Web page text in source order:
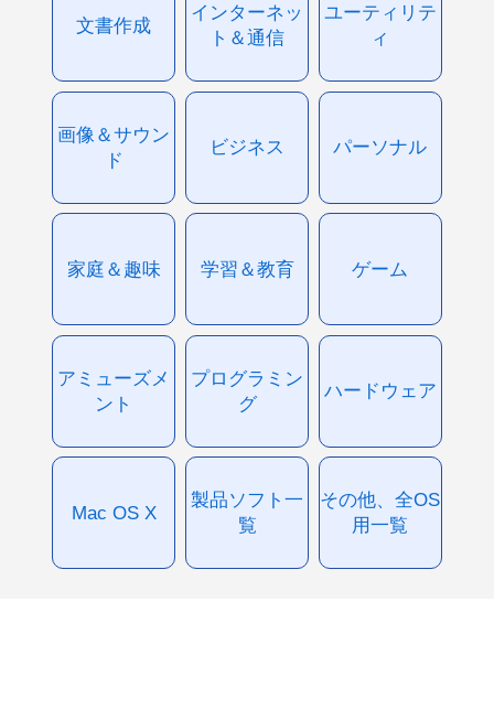
文書作成
インターネッ
ト＆通信
ユーティリテ
ィ
画像＆サウン
ド
ビジネス パーソナル
家庭＆趣味 学習＆教育 ゲーム
アミューズメ
ント
プログラミン
グ
ハードウェア
Mac OS X
製品ソフト一
覧
その他、全OS
用一覧